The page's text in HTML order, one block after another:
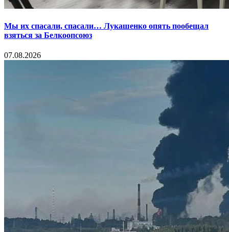
Мы их спасали, спасали… Лукашенко опять пообещал
взяться за Белкоопсоюз
07.08.2026